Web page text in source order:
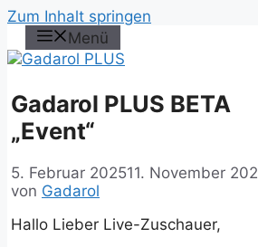
Zum Inhalt springen
Menü
Gadarol PLUS BETA
„Event“
5. Februar 202511. November
von Gadarol
Hallo Lieber Live-Zuschauer,